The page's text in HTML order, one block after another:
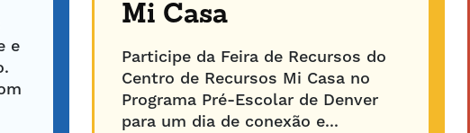
e
Mi Casa
Participe da Feira de Recursos do
Centro de Recursos Mi Casa no
Programa Pré-Escolar de Denver
para um dia de conexão e...